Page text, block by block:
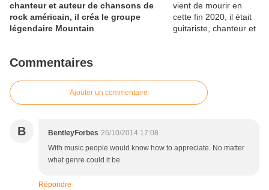
chanteur et auteur de chansons de
rock américain, il créa le groupe
légendaire Mountain
Commentaires
Ajouter un commentaire
B BentleyForbes 26/10/2014 17:08
With music people would know how to appreciate. No matter
what genre could it be.
Répondre